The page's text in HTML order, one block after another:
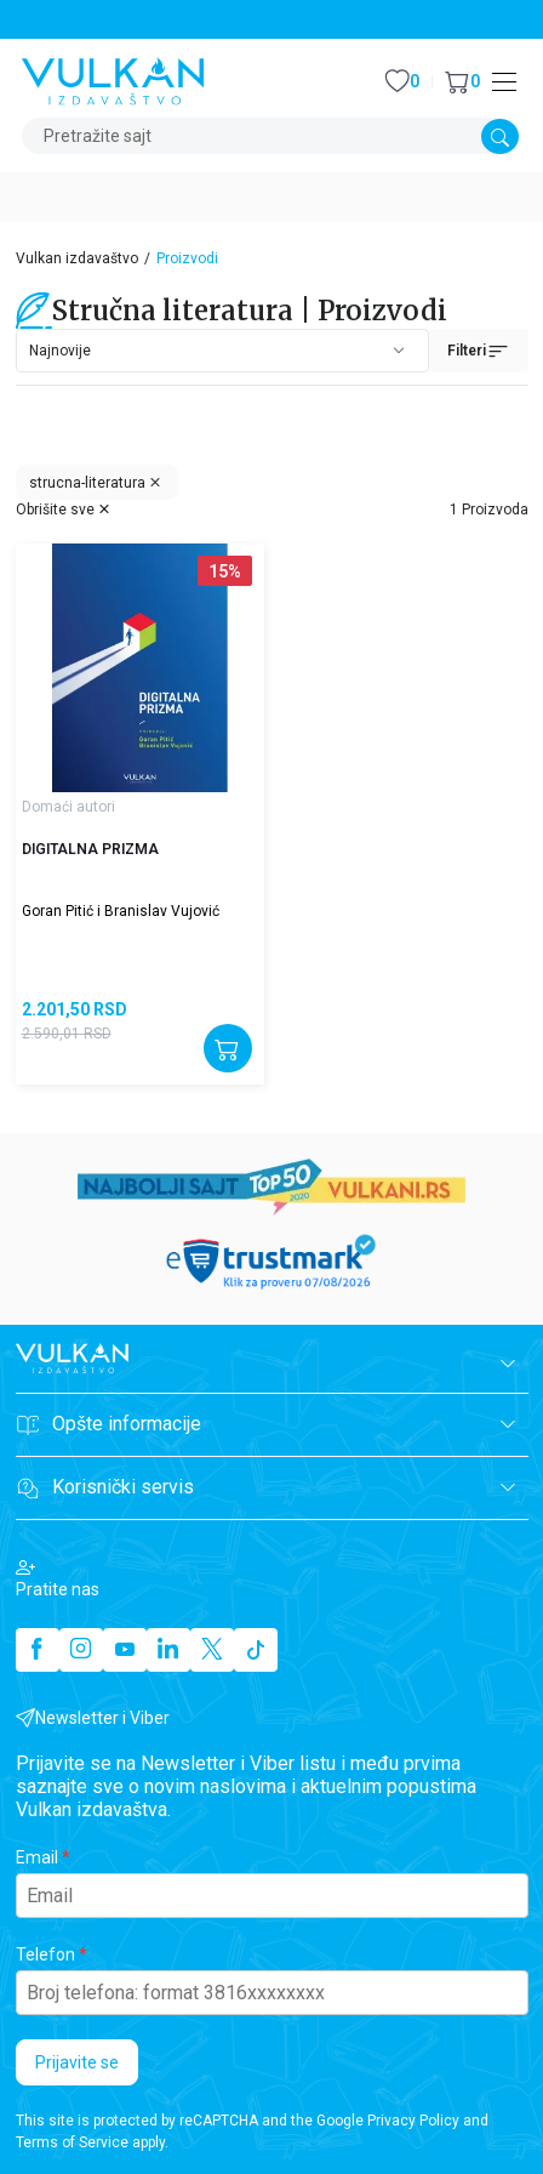
Pretražite sajt
0 0
Vulkan izdavaštvo Proizvodi
Stručna literatura | Proizvodi
Filteri
strucna-literatura
1 Proizvoda
Obrišite sve
15%
Domaći autori
DIGITALNA PRIZMA
Goran Pitić i Branislav Vujović
2.201,50 RSD
2.590,01 RSD
Opšte informacije
Korisnički servis
Pratite nas
Newsletter i Viber
Prijavite se na Newsletter i Viber listu i među prvima
saznajte sve o novim naslovima i aktuelnim popustima
Vulkan izdavaštva.
Email
Telefon
Prijavite se
This site is protected by reCAPTCHA and the Google Privacy Policyand
Terms of Serviceapply.